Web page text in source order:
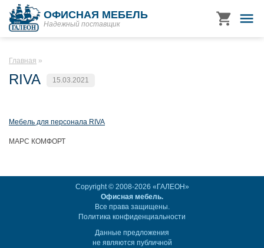
ОФИСНАЯ МЕБЕЛЬ
Надежный поставщик
Главная
RIVA 15.03.2021
Мебель для персонала RIVA
МАРС КОМФОРТ
Copyright © 2008-2026 «ГАЛЕОН»
Офисная мебель.
Все права защищены.
Политика конфиденциальности
Данные предложения
не являются публичной